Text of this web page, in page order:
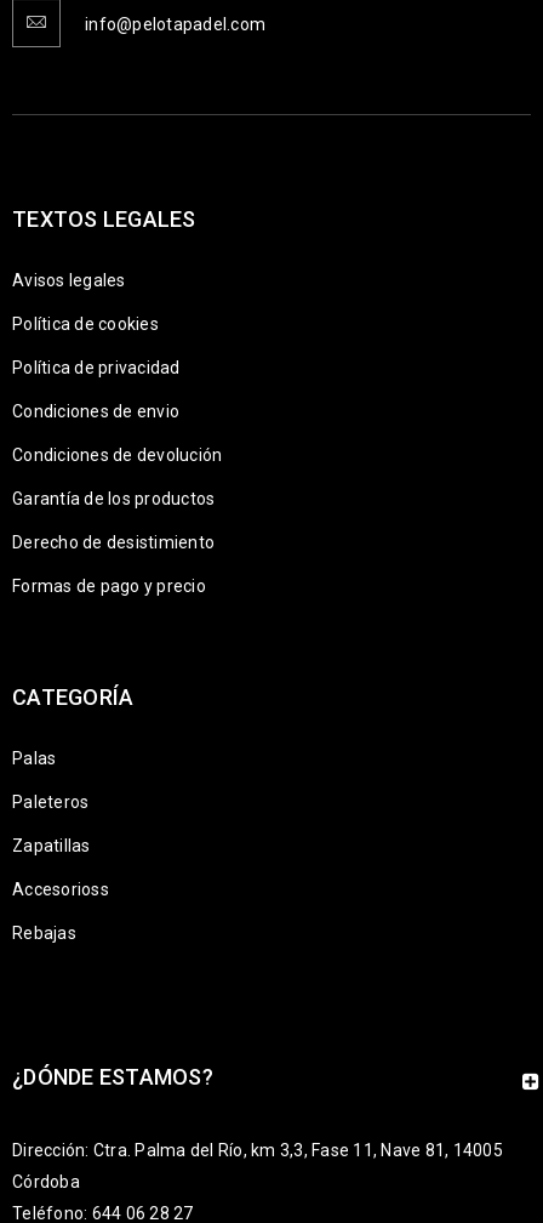
LEER MÁS
info@pelotapadel.com
TEXTOS LEGALES
Avisos legales
Política de cookies
Política de privacidad
Condiciones de envio
Condiciones de devolución
Garantía de los productos
Derecho de desistimiento
Formas de pago y precio
CATEGORÍA
Palas
Paleteros
Zapatillas
Accesorioss
Rebajas
¿DÓNDE ESTAMOS?
Dirección: Ctra. Palma del Río, km 3,3, Fase 11, Nave 81, 14005
Córdoba
Teléfono: 644 06 28 27